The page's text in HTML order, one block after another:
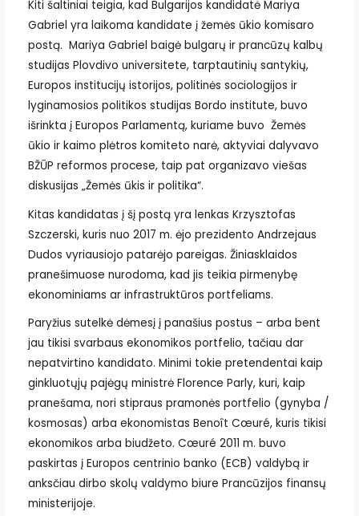
Kiti šaltiniai teigia, kad Bulgarijos kandidatė Mariya
Gabriel yra laikoma kandidate į žemės ūkio komisaro
postą. Mariya Gabriel baigė bulgarų ir prancūzų kalbų
studijas Plovdivo universitete, tarptautinių santykių,
Europos institucijų istorijos, politinės sociologijos ir
lyginamosios politikos studijas Bordo institute, buvo
išrinkta į Europos Parlamentą, kuriame buvo Žemės
ūkio ir kaimo plėtros komiteto narė, aktyviai dalyvavo
BŽŪP reformos procese, taip pat organizavo viešas
diskusijas „Žemės ūkis ir politika“.
Kitas kandidatas į šį postą yra lenkas Krzysztofas
Szczerski, kuris nuo 2017 m. ėjo prezidento Andrzejaus
Dudos vyriausiojo patarėjo pareigas. Žiniasklaidos
pranešimuose nurodoma, kad jis teikia pirmenybę
ekonominiams ar infrastruktūros portfeliams.
Paryžius sutelkė dėmesį į panašius postus – arba bent
jau tikisi svarbaus ekonomikos portfelio, tačiau dar
nepatvirtino kandidato. Minimi tokie pretendentai kaip
ginkluotųjų pajėgų ministrė Florence Parly, kuri, kaip
pranešama, nori stipraus pramonės portfelio (gynyba /
kosmosas) arba ekonomistas Benoît Cœuré, kuris tikisi
ekonomikos arba biudžeto. Cœuré 2011 m. buvo
paskirtas į Europos centrinio banko (ECB) valdybą ir
anksčiau dirbo skolų valdymo biure Prancūzijos finansų
ministerijoje.